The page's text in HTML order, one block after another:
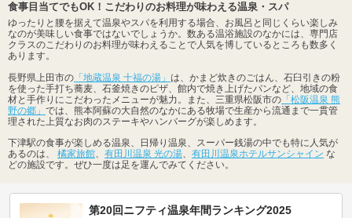
食事目当てでもOK！こだわりのお料理が味わえる温泉・スパ
ゆったりと腰を据えて温泉やスパを利用する場合、お風呂と同じくらい楽しみ
なのが美味しい食事ではないでしょうか。数ある温浴施設のなかには、専門店
クラスのこだわりのお料理が味わえることで人気を博しているところも数多く
あります。
長野県上田市の 「地蔵温泉 十福の湯」 は、かまど炊きのごはん、石臼引きの粉
を使った手打ち蕎麦、石釜焼きのピザ、館内で焼き上げたパンなど、地域の食
材と手作りにこだわったメニューが魅力。また、三重県松阪市の 「松阪温泉 熊
野の郷」 では、熊本阿蘇の大自然のなかにある牧場で生産から流通まで一貫管
理された上質なお肉のステーキやハンバーグが楽しめます。
下津駅の食事が楽しめる温泉、日帰り温泉、スーパー銭湯の中でも特に人気が
あるのは、 橘家旅館 有田川温泉 光の湯 有田川温泉ホテルサンシャイン な
どの施設です。ぜひ一度は足を運んでみてください。
第20回ニフティ温泉年間ランキング2025